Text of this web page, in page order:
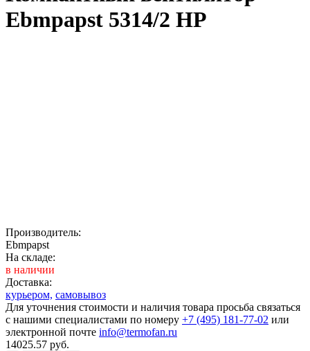
Ebmpapst 5314/2 HP
Производитель:
Ebmpapst
На складе:
в наличии
Доставка:
курьером, самовывоз
Для уточнения стоимости и наличия товара просьба связаться
с нашими специалистами по номеру +7 (495) 181-77-02 или
электронной почте info@termofan.ru
14025.57 руб.